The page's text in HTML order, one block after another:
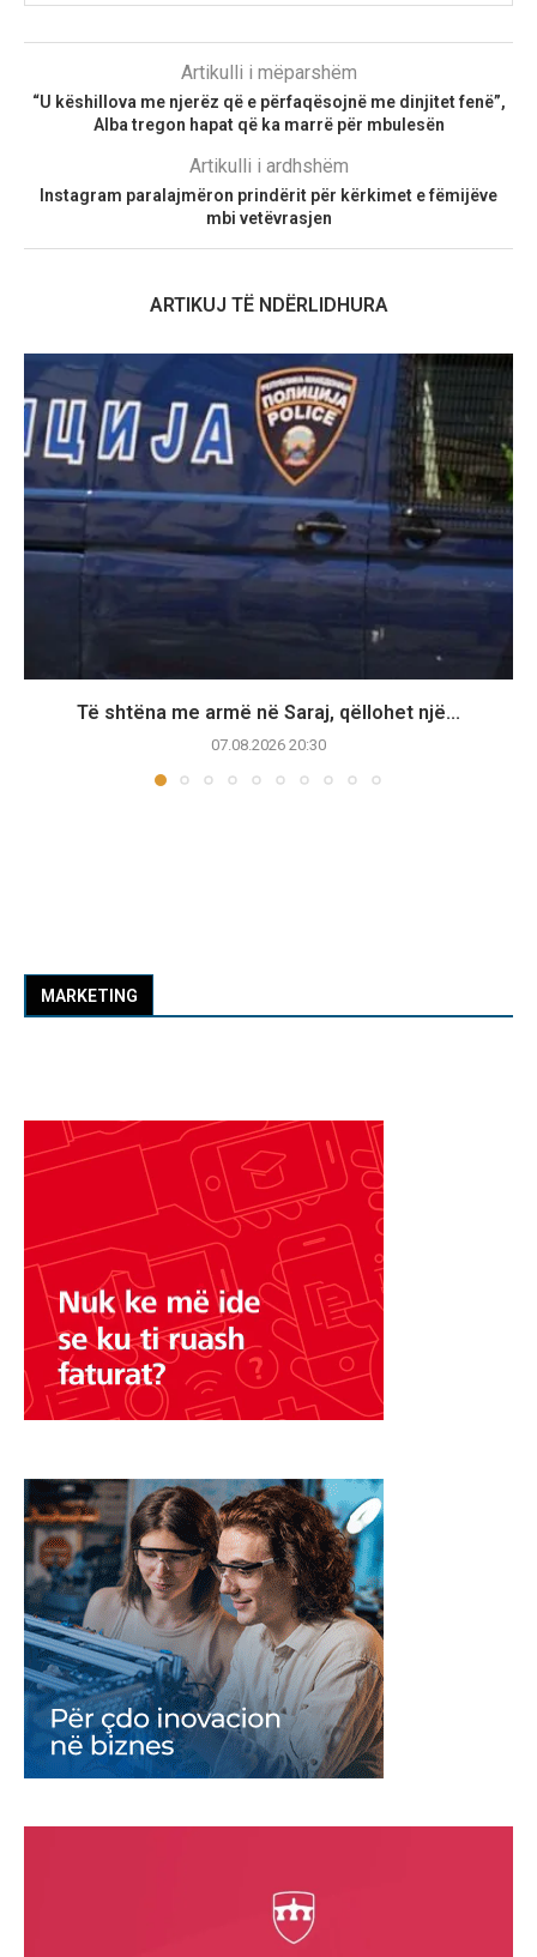
Artikulli i mëparshëm
“U këshillova me njerëz që e përfaqësojnë me dinjitet fenë”,
Alba tregon hapat që ka marrë për mbulesën
Artikulli i ardhshëm
Instagram paralajmëron prindërit për kërkimet e fëmijëve
mbi vetëvrasjen
ARTIKUJ TË NDËRLIDHURA
Të shtëna me armë në Saraj, qëllohet një...
07.08.2026 20:30
MARKETING